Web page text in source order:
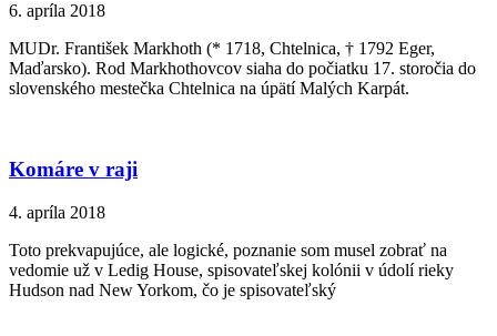
6. apríla 2018
MUDr. František Markhoth (* 1718, Chtelnica, † 1792 Eger,
Maďarsko). Rod Markhothovcov siaha do počiatku 17. storočia do
slovenského mestečka Chtelnica na úpätí Malých Karpát.
Komáre v raji
4. apríla 2018
Toto prekvapujúce, ale logické, poznanie som musel zobrať na
vedomie už v Ledig House, spisovateľskej kolónii v údolí rieky
Hudson nad New Yorkom, čo je spisovateľský